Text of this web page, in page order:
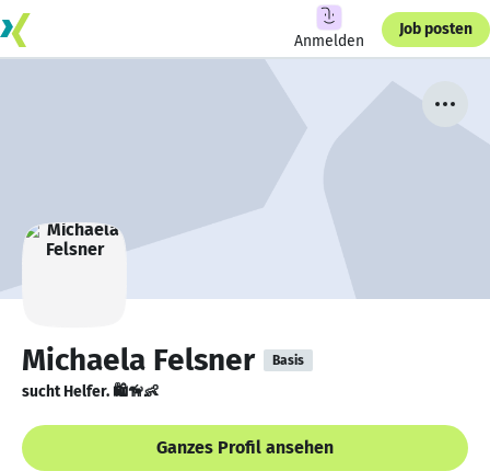
Anmelden
Job posten
Michaela Felsner Basis
sucht Helfer. 🛍🦮👶
Ganzes Profil ansehen